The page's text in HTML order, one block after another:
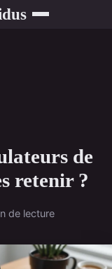
de
retenir ?
de lecture